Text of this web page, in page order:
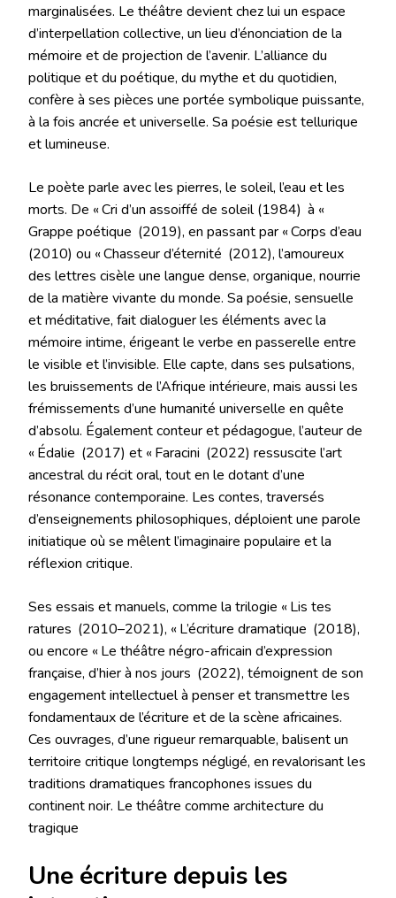
marginalisées. Le théâtre devient chez lui un espace
d’interpellation collective, un lieu d’énonciation de la
mémoire et de projection de l’avenir. L’alliance du
politique et du poétique, du mythe et du quotidien,
confère à ses pièces une portée symbolique puissante,
à la fois ancrée et universelle. Sa poésie est tellurique
et lumineuse.
Le poète parle avec les pierres, le soleil, l’eau et les
morts. De « Cri d’un assoiffé de soleil (1984) à «
Grappe poétique (2019), en passant par « Corps d’eau
(2010) ou « Chasseur d’éternité (2012), l’amoureux
des lettres cisèle une langue dense, organique, nourrie
de la matière vivante du monde. Sa poésie, sensuelle
et méditative, fait dialoguer les éléments avec la
mémoire intime, érigeant le verbe en passerelle entre
le visible et l’invisible. Elle capte, dans ses pulsations,
les bruissements de l’Afrique intérieure, mais aussi les
frémissements d’une humanité universelle en quête
d’absolu. Également conteur et pédagogue, l’auteur de
« Édalie (2017) et « Faracini (2022) ressuscite l’art
ancestral du récit oral, tout en le dotant d’une
résonance contemporaine. Les contes, traversés
d’enseignements philosophiques, déploient une parole
initiatique où se mêlent l’imaginaire populaire et la
réflexion critique.
Ses essais et manuels, comme la trilogie « Lis tes
ratures (2010–2021), « L’écriture dramatique (2018),
ou encore « Le théâtre négro-africain d’expression
française, d’hier à nos jours (2022), témoignent de son
engagement intellectuel à penser et transmettre les
fondamentaux de l’écriture et de la scène africaines.
Ces ouvrages, d’une rigueur remarquable, balisent un
territoire critique longtemps négligé, en revalorisant les
traditions dramatiques francophones issues du
continent noir. Le théâtre comme architecture du
tragique
Une écriture depuis les